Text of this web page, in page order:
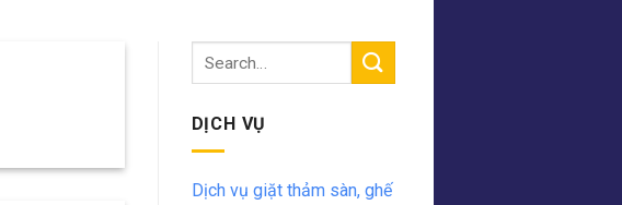
DỊCH VỤ
Dịch vụ giặt thảm sàn, ghế